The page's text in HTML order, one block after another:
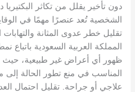
دون تأخير يقلل من تكاثر البكتيريا
الشخصية تُعد عنصرًا مهمًا في
تقليل خطر عدوى المثانة
المملكة العربية السعودية
ظهور أي أعراض غير طبيعية، حيث
المناسب في منع تطور الحالة إلى
علاجي أو جراحة. تقليل احتمال